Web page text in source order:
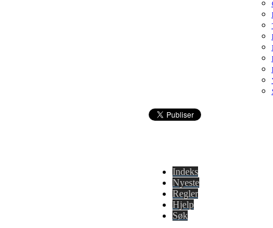
Indeks
Nyeste
Regler
Hjelp
Søk